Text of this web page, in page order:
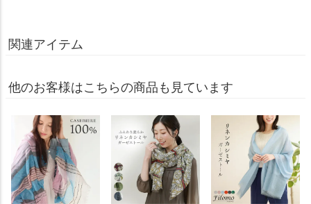
関連アイテム
他のお客様はこちらの商品も見ています